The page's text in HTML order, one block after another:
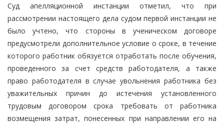
Суд апелляционной инстанции отметил, что при
рассмотрении настоящего дела судом первой инстанции не
было учтено, что стороны в ученическом договоре
предусмотрели дополнительное условие о сроке, в течение
которого работник обязуется отработать после обучения,
проведенного за счет средств работодателя, а также
право работодателя в случае увольнения работника без
уважительных причин до истечения установленного
трудовым договором срока требовать от работника
возмещения затрат, понесенных при направлении его на